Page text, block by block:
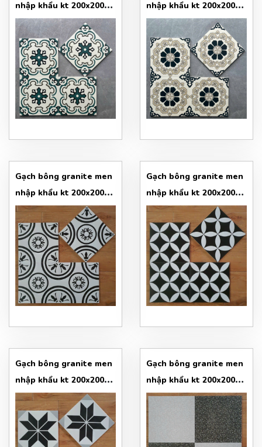
nhập khẩu kt 200x200
mẫu 5
nhập khẩu kt 200x200
mẫu 6
Gạch bông granite men
nhập khẩu kt 200x200
mẫu 7
Gạch bông granite men
nhập khẩu kt 200x200
mẫu 8
Gạch bông granite men
nhập khẩu kt 200x200
mẫu 9
Gạch bông granite men
nhập khẩu kt 200x200
mẫu 10